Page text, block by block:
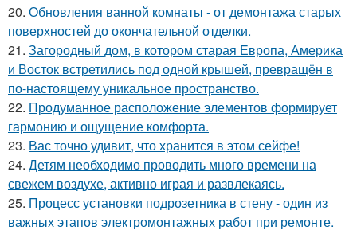
20. Обновления ванной комнаты - от демонтажа старых
поверхностей до окончательной отделки.
21. Загородный дом, в котором старая Европа, Америка
и Восток встретились под одной крышей, превращён в
по-настоящему уникальное пространство.
22. Продуманное расположение элементов формирует
гармонию и ощущение комфорта.
23. Вас точно удивит, что хранится в этом сейфе!
24. Детям необходимо проводить много времени на
свежем воздухе, активно играя и развлекаясь.
25. Процесс установки подрозетника в стену - один из
важных этапов электромонтажных работ при ремонте.